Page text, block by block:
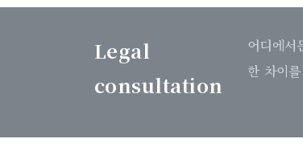
Legal
consultation
어디에서
한 차이